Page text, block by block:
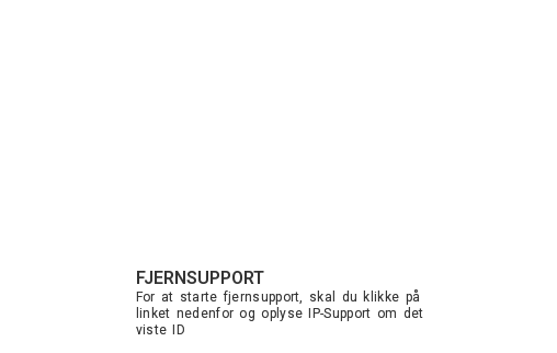
FJERNSUPPORT
For at starte fjernsupport, skal du klikke på
linket nedenfor og oplyse IP-Support om det
viste ID